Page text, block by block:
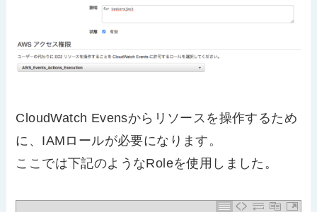
CloudWatch Evensからリソースを操作するため
に、IAMロールが必要になります。
ここでは下記のようなRoleを使用しました。